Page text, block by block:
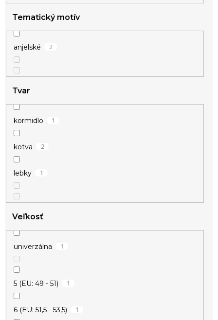
Tematický motív
anjelské 2
Tvar
kormidlo 1
kotva 2
lebky 1
Veľkosť
univerzálna 1
5 (EU: 49 - 51) 1
6 (EU: 51,5 - 53,5) 1